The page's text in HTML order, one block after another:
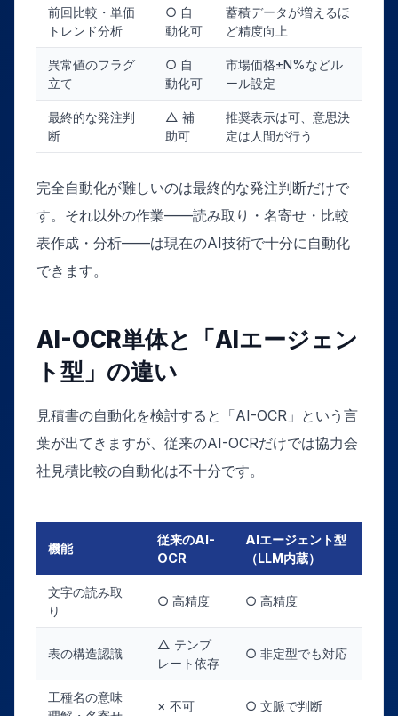
前回比較・単価
トレンド分析
○ 自
動化可
蓄積データが増えるほ
ど精度向上
異常値のフラグ
立て
○ 自
動化可
市場価格±N%などル
ール設定
最終的な発注判
断
△ 補
助可
推奨表示は可、意思決
定は人間が行う
完全自動化が難しいのは最終的な発注判断だけで
す。それ以外の作業——読み取り・名寄せ・比較
表作成・分析——は現在のAI技術で十分に自動化
できます。
AI-OCR単体と「AIエージェン
ト型」の違い
見積書の自動化を検討すると「AI-OCR」という言
葉が出てきますが、従来のAI-OCRだけでは協力会
社見積比較の自動化は不十分です。
機能
従来のAI-
OCR
AIエージェント型
（LLM内蔵）
文字の読み取
り
○ 高精度 ○ 高精度
表の構造認識
△ テンプ
レート依存
○ 非定型でも対応
工種名の意味
× 不可 ○ 文脈で判断